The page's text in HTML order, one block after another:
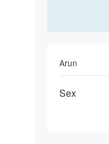
Arun
Sex
Sex